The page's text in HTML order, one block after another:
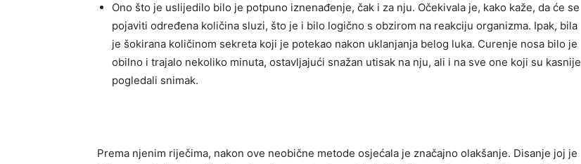
Ono što je uslijedilo bilo je potpuno iznenađenje, čak i za nju. Očekivala je, kako kaže, da će se
pojaviti određena količina sluzi, što je i bilo logično s obzirom na reakciju organizma. Ipak, bila
je šokirana količinom sekreta koji je potekao nakon uklanjanja belog luka. Curenje nosa bilo je
obilno i trajalo nekoliko minuta, ostavljajući snažan utisak na nju, ali i na sve one koji su kasnije
pogledali snimak.
Prema njenim riječima, nakon ove neobične metode osjećala je značajno olakšanje. Disanje joj je